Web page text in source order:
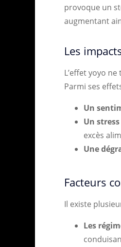
provoque un
augmentant
Les
L’effet yoyo
Parmi ses
Un
Un
excès
Une
Facteurs
Il existe
Les